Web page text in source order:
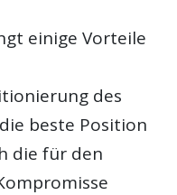
einige Vorteile
des
beste Position
die für den